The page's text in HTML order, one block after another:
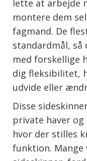
lette at arbejde
montere dem
fagmand. De
standardmål, så
med forskellige
dig fleksibilitet,
udvide eller
Disse
private haver
hvor der stilles
funktion. Mange